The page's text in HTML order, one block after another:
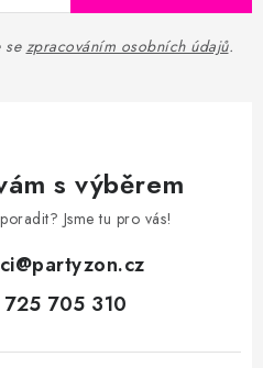
se zpracováním osobních údajů.
s výběrem
Jsme tu pro vás!
@partyzon.cz
705 310